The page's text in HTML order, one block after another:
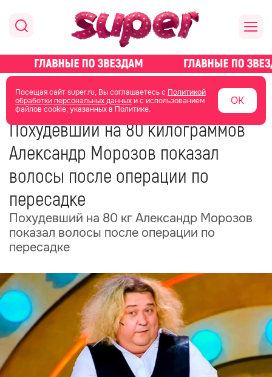
Посещая сайт super.ru, Вы соглашаетесь с Политикой
обработки персональных данныхи с использованием
файлов cookie, указанных в Политике.
ОК
главная новости о звездах новости
03 июня 13:06
Похудевший на 80 килограммов
Александр Морозов показал
волосы после операции по
пересадке
Похудевший на 80 кг Александр Морозов
показал волосы после операции по
пересадке